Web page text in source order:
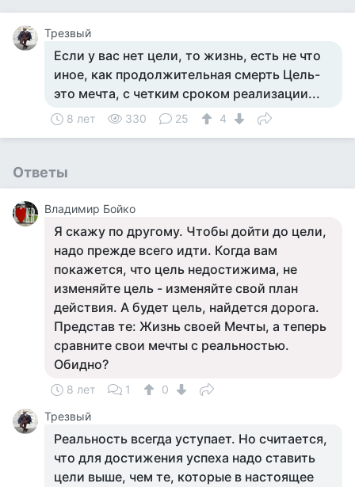
Трезвый
Если у вас нет цели, то жизнь, есть не что
иное, как продолжительная смерть Цель-
это мечта, с четким сроком реализации...
8 лет 330 25 4
Ответы
Владимир Бойко
Я скажу по другому. Чтобы дойти до цели,
надо прежде всего идти. Когда вам
покажется, что цель недостижима, не
изменяйте цель - изменяйте свой план
действия. А будет цель, найдется дорога.
Представ те: Жизнь своей Мечты, а теперь
сравните свои мечты с реальностью.
Обидно?
8 лет 1
0
Трезвый
Реальность всегда уступает. Но считается,
что для достижения успеха надо ставить
цели выше, чем те, которые в настоящее